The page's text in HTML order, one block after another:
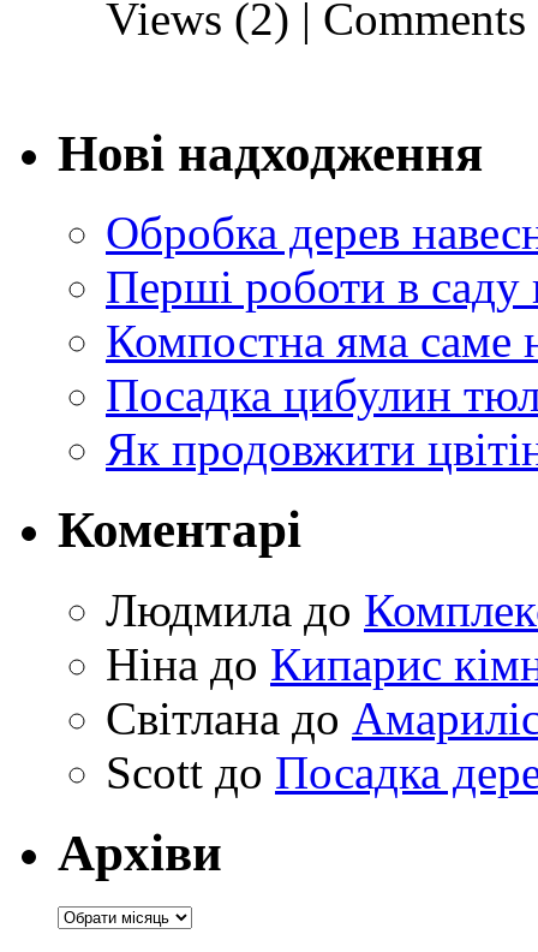
Views (2) |
Нові надходження
Обробка дерев
Перші роботи в саду
Компостна яма саме
Посадка цибулин
Як продовжити
Коментарі
Людмила до
Ніна до Кипарис
Світлана до
Scott до Посадка
Архіви
Архіви